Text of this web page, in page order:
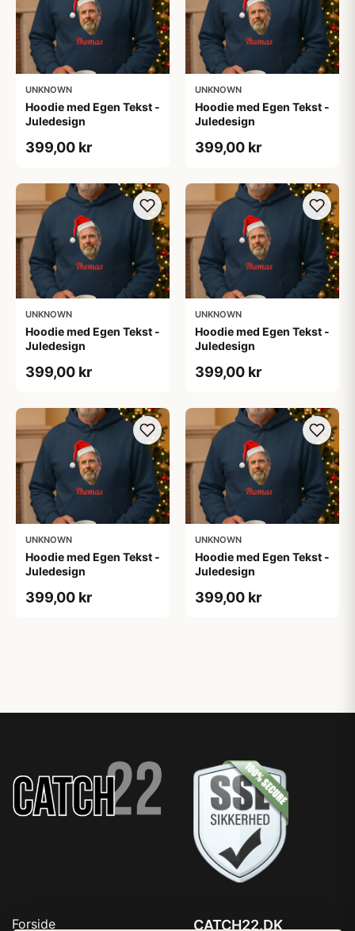
UNKNOWN
Hoodie med Egen Tekst -
Juledesign
399,00 kr
UNKNOWN
Hoodie med Egen Tekst -
Juledesign
399,00 kr
UNKNOWN
Hoodie med Egen Tekst -
Juledesign
399,00 kr
UNKNOWN
Hoodie med Egen Tekst -
Juledesign
399,00 kr
UNKNOWN
Hoodie med Egen Tekst -
Juledesign
399,00 kr
UNKNOWN
Hoodie med Egen Tekst -
Juledesign
399,00 kr
Forside CATCH22.DK